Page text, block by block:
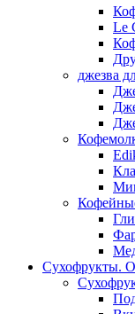
Le
джезва
Сухофрукты.